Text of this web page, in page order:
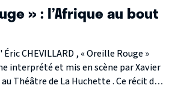
» : l’Afrique au bout
CHEVILLARD , « Oreille Rouge »
interprété et mis en scène par Xavier
de